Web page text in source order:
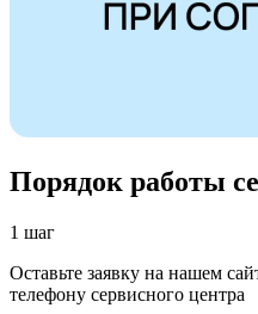
Порядок работы
1 шаг
Оставьте заявку на нашем
телефону сервисного центра